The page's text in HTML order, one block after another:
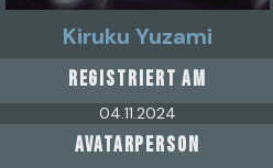
Kiruku Yuzami
REGISTRIERT AM
04.11.2024
AVATARPERSON